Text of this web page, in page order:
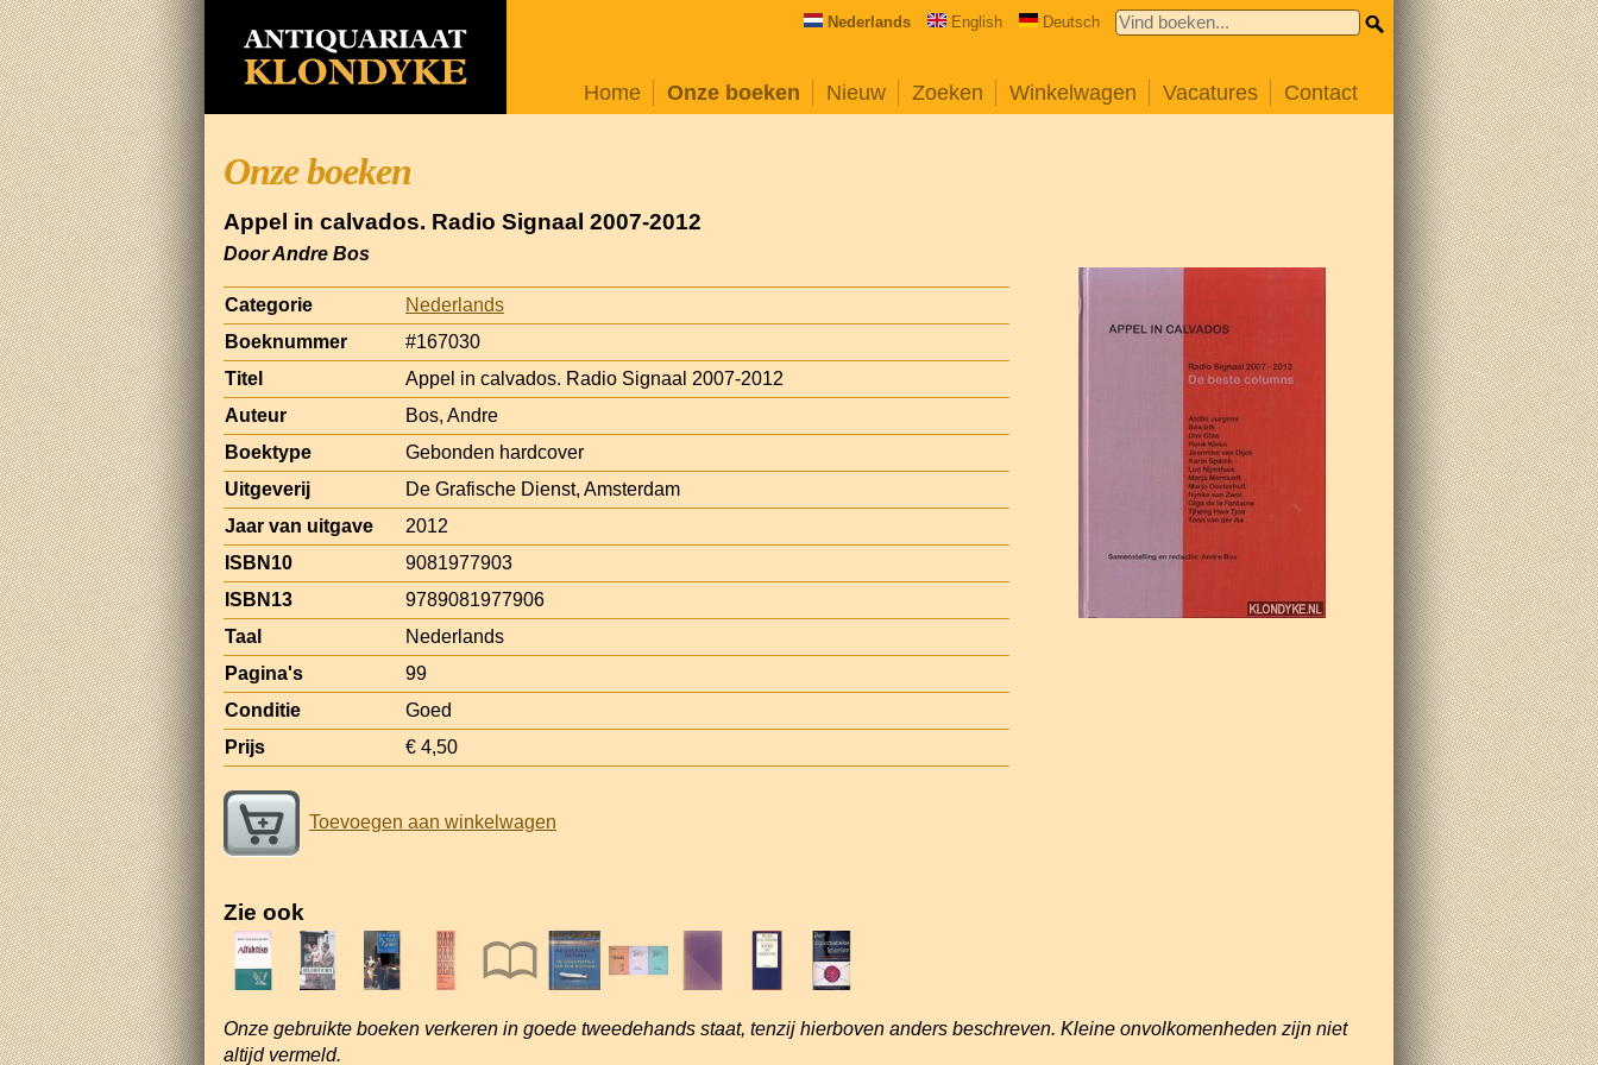
Nederlands English Deutsch
Home Onze boeken Nieuw Zoeken Winkelwagen Vacatures Contact
Onze boeken
Appel in calvados. Radio Signaal 2007-2012
Door Andre Bos
Categorie
Nederlands
Boeknummer
#167030
Titel
Appel in calvados. Radio Signaal 2007-2012
Auteur
Bos, Andre
Boektype
Gebonden hardcover
Uitgeverij
De Grafische Dienst, Amsterdam
Jaar van uitgave
2012
ISBN10
9081977903
ISBN13
9789081977906
Taal
Nederlands
Pagina's
99
Conditie
Goed
Prijs
€ 4,50
Toevoegen aan winkelwagen
Zie ook
Onze gebruikte boeken verkeren in goede tweedehands staat, tenzij hierboven anders beschreven. Kleine onvolkomenheden zijn niet
altijd vermeld.